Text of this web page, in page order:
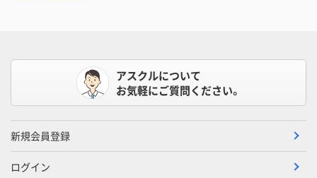
アスクルについて
お気軽にご質問ください。
新規会員登録
ログイン